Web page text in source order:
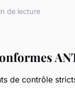
de lecture
de contrôle